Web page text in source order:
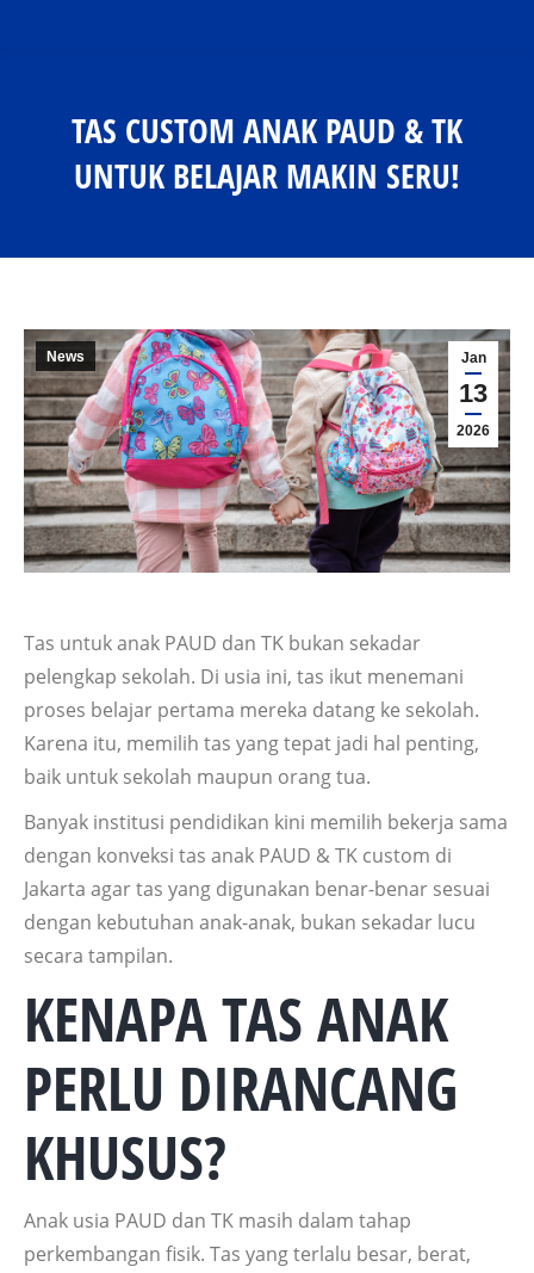
TAS CUSTOM ANAK PAUD & TK
UNTUK BELAJAR MAKIN SERU!
Jan
13
2026
News
Tas untuk anak PAUD dan TK bukan sekadar
pelengkap sekolah. Di usia ini, tas ikut menemani
proses belajar pertama mereka datang ke sekolah.
Karena itu, memilih tas yang tepat jadi hal penting,
baik untuk sekolah maupun orang tua.
Banyak institusi pendidikan kini memilih bekerja sama
dengan konveksi tas anak PAUD & TK custom di
Jakarta agar tas yang digunakan benar-benar sesuai
dengan kebutuhan anak-anak, bukan sekadar lucu
secara tampilan.
KENAPA TAS ANAK
PERLU DIRANCANG
KHUSUS?
Anak usia PAUD dan TK masih dalam tahap
perkembangan fisik. Tas yang terlalu besar, berat,